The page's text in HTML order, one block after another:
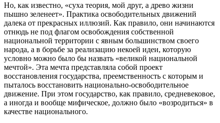
Но, как известно, «суха теория, мой друг, а древо жизни
пышно зеленеет». Практика освободительных движений
далека от прекрасных иллюзий. Как правило, они начинаются
отнюдь не под флагом освобождения собственной
национальной территории с явным большинством своего
народа, а в борьбе за реализацию некоей идеи, которую
условно можно было бы назвать «великой национальной
мечтой». Эта мечта представляла собой проект
восстановления государства, преемственность с которым и
пыталось восстановить национально-освободительное
движение. При этом государство, как правило, средневековое,
а иногда и вообще мифическое, должно было «возродиться» в
качестве национального.